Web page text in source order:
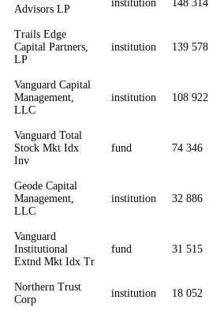
Advisors LP
institution 148 314
Trails Edge
Capital Partners,
LP
institution 139 578
Vanguard Capital
Management,
LLC
institution 108 922
Vanguard Total
Stock Mkt Idx
Inv
fund 74 346
Geode Capital
Management,
LLC
institution 32 886
Vanguard
Institutional
Extnd Mkt Idx Tr
fund 31 515
Northern Trust
Corp
institution 18 052